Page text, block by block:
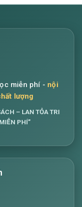
miễn phí - nội
lượng
– LAN TỎA TRI
PHÍ”